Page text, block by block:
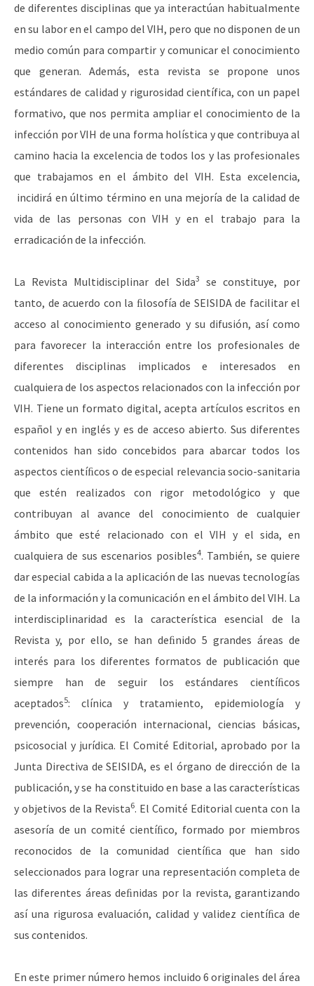
de diferentes disciplinas que ya interactúan habitualmente
en su labor en el campo del VIH, pero que no disponen de un
medio común para compartir y comunicar el conocimiento
que generan. Además, esta revista se propone unos
estándares de calidad y rigurosidad científica, con un papel
formativo, que nos permita ampliar el conocimiento de la
infección por VIH de una forma holística y que contribuya al
camino hacia la excelencia de todos los y las profesionales
que trabajamos en el ámbito del VIH. Esta excelencia,
incidirá en último término en una mejorí­a de la calidad de
vida de las personas con VIH y en el trabajo para la
erradicación de la infección.
La Revista Multidisciplinar del Sida3
se constituye, por
tanto, de acuerdo con la ﬁlosofía de SEISIDA de facilitar el
acceso al conocimiento generado y su difusión, así como
para favorecer la interacción entre los profesionales de
diferentes disciplinas implicados e interesados en
cualquiera de los aspectos relacionados con la infección por
VIH. Tiene un formato digital, acepta artículos escritos en
español y en inglés y es de acceso abierto. Sus diferentes
contenidos han sido concebidos para abarcar todos los
aspectos cientíﬁcos o de especial relevancia socio-sanitaria
que estén realizados con rigor metodológico y que
contribuyan al avance del conocimiento de cualquier
ámbito que esté relacionado con el VIH y el sida, en
cualquiera de sus escenarios posibles4. También, se quiere
dar especial cabida a la aplicación de las nuevas tecnologías
de la información y la comunicación en el ámbito del VIH. La
interdisciplinaridad es la característica esencial de la
Revista y, por ello, se han deﬁnido 5 grandes áreas de
interés para los diferentes formatos de publicación que
siempre han de seguir los estándares cientíﬁcos
aceptados5: clínica y tratamiento, epidemiología y
prevención, cooperación internacional, ciencias básicas,
psicosocial y jurídica. El Comité Editorial, aprobado por la
Junta Directiva de SEISIDA, es el órgano de dirección de la
publicación, y se ha constituido en base a las características
y objetivos de la Revista6. El Comité Editorial cuenta con la
asesoría de un comité cientíﬁco, formado por miembros
reconocidos de la comunidad cientíﬁca que han sido
seleccionados para lograr una representación completa de
las diferentes áreas deﬁnidas por la revista, garantizando
así una rigurosa evaluación, calidad y validez cientíﬁca de
sus contenidos.
En este primer número hemos incluido 6 originales del área